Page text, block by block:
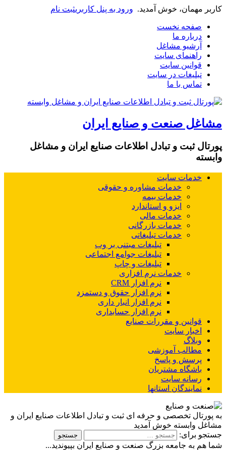
کاربر مهمان، خوش آمدید. ورود به پنل کاربریثبت نام
صفحه نخست
درباره ما
آرشیو مشاغل
راهنمای سایت
قوانین سایت
تبلیغات در سایت
تماس با ما
مشاغل صنعت و صنایع ایران
پورتال ثبت و تبادل اطلاعات صنایع ایران و مشاغل
وابسته
خدمات سایت
خدمات مشاوره و حقوقی
خدمات بیمه
ایزو و استاندارد
خدمات مالی
خدمات بازرگانی
خدمات تبلیغاتی
تبلیغات مبتنی بر وب
تبلیغات جوامع اجتماعی
تبلیغات و چاپ
خدمات نرم افزاری
نرم افزار CRM
نرم افزار حقوق و دستمزد
نرم افزار انبار داری
نرم افزار حسابداری
قوانین و مقررات صنایع
اخبار سایت
وبلاگ
مطالب آموزشی
پرسش و پاسخ
باشگاه مشتریان
رسانه سایت
نمایندگان استانها
به پورتال تخصصی و حرفه ای ثبت و تبادل اطلاعات صنایع ایران و
مشاغل وابسته خوش آمدید
جستجو برای:
شما هم به جامعه بزرگ صنعت و صنایع ایران بپیوندید...